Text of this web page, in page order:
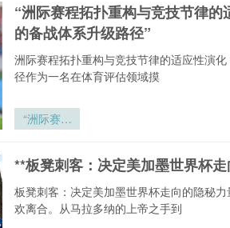
人寿球场
360°沉浸
“洲际赛程拓扑重构与竞技节律
的备战体系升级路径”
洲际赛程拓扑重构与竞技节律的适应性演
径作为一名在体育评估领域摸
“洲际赛程
拓扑重构与
适应性演
化：面向
2026世界
杯的备战体
**板凳刺客：决定美加墨世界杯
板凳刺客：决定美加墨世界杯走向的隐秘
欢离合。从马拉多纳的上帝之手到